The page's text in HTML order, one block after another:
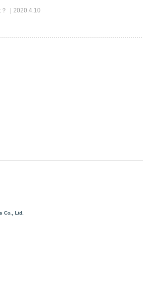
2020.4.10
Co., Ltd.